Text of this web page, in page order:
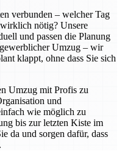
verbunden – welcher Tag
nötig? Unsere
und passen die Planung
Umzug – wir
klappt, ohne dass Sie sich
Umzug mit Profis zu
und
wie möglich zu
bis zur letzten Kiste im
da und sorgen dafür, dass